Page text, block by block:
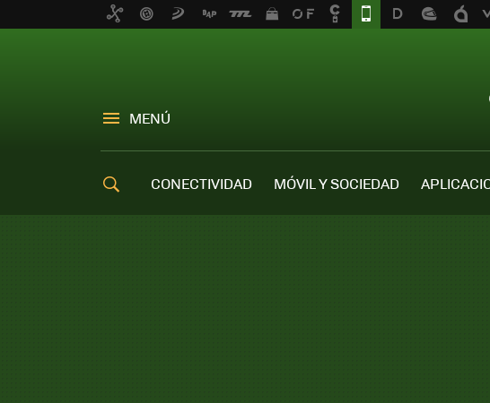
MENÚ
CONECTIVIDAD MÓVIL Y SOCIEDAD